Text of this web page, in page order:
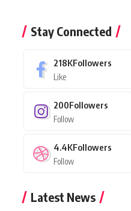
Stay Connected
218KFollowers
Like
200Followers
Follow
4.4KFollowers
Follow
Latest News